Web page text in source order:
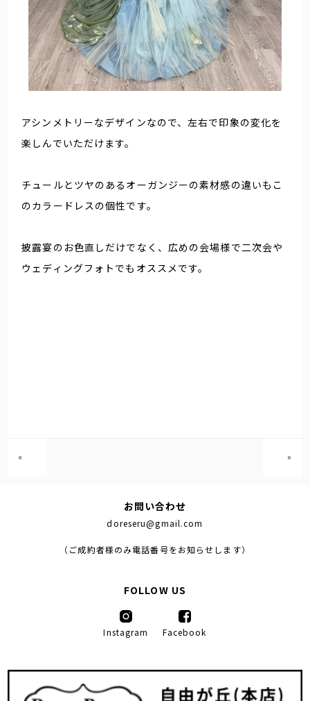
アシンメトリーなデザインなので、左右で印象の変化を
楽しんでいただけます。
チュールとツヤのあるオーガンジーの素材感の違いもこ
のカラードレスの個性です。
披露宴のお色直しだけでなく、広めの会場様で二次会や
ウェディングフォトでもオススメです。
« »
お問い合わせ
doreseru@gmail.com
（ご成約者様のみ電話番号をお知らせします）
FOLLOW US
Instagram Facebook